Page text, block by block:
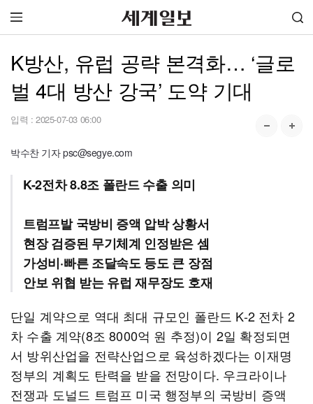
K방산, 유럽 공략 본격화… ‘글로
벌 4대 방산 강국’ 도약 기대
입력 : 2025-07-03 06:00
박수찬 기자 psc@segye.com
K-2전차 8.8조 폴란드 수출 의미
트럼프발 국방비 증액 압박 상황서
현장 검증된 무기체계 인정받은 셈
가성비·빠른 조달속도 등도 큰 장점
안보 위협 받는 유럽 재무장도 호재
단일 계약으로 역대 최대 규모인 폴란드 K-2 전차 2
차 수출 계약(8조 8000억 원 추정)이 2일 확정되면
서 방위산업을 전략산업으로 육성하겠다는 이재명
정부의 계획도 탄력을 받을 전망이다. 우크라이나
전쟁과 도널드 트럼프 미국 행정부의 국방비 증액